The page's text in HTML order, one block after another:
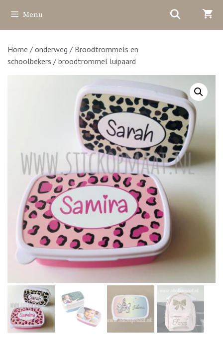
naar
de
Menu
Home / onderweg / Broodtrommels en
schoolbekers / broodtrommel luipaard